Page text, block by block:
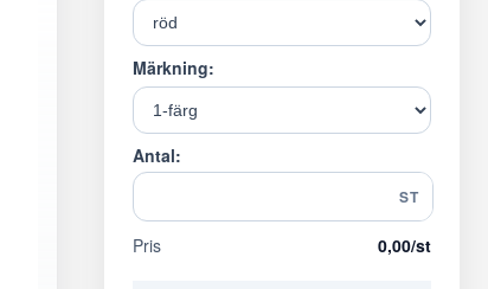
Märkning:
Antal:
ST
Pris 0,00/st